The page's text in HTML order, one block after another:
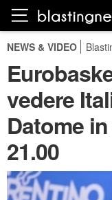
NEWS & VIDEO
vedere
Datome
21.00